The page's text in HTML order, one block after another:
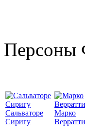
Персоны
Сальваторе
Сиригу
Марко
Верратти